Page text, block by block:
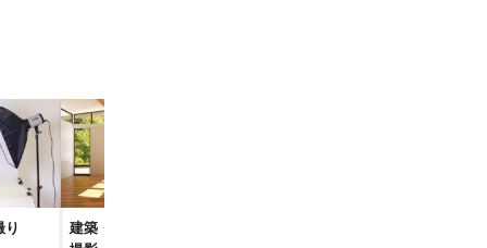
長与町
上五島町
り
建築・物件・竣工写真